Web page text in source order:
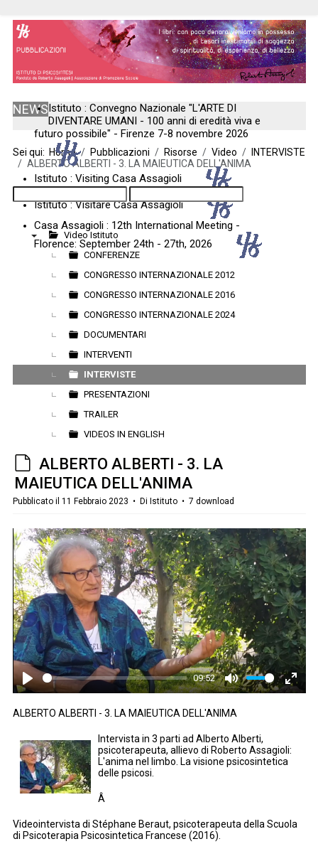
NEWSIstituto : Convegno Nazionale "L'ARTE DI
DIVENTARE UMANI - 100 anni di eredità viva e
futuro possibile" - Firenze 7-8 novembre 2026
Istituto : Visiting Casa Assagioli
Istituto : Visitare Casa Assagioli
Casa Assagioli : 12th International Meeting -
Florence: September 24th - 27th, 2026
Sei qui: Home Pubblicazioni Risorse Video
INTERVISTE
ALBERTO ALBERTI - 3. LA MAIEUTICA DELL'ANIMA
Video Istituto
CONFERENZE
CONGRESSO INTERNAZIONALE 2012
CONGRESSO INTERNAZIONALE 2016
CONGRESSO INTERNAZIONALE 2024
DOCUMENTARI
INTERVENTI
INTERVISTE
PRESENTAZIONI
TRAILER
VIDEOS IN ENGLISH
d
e
f
u
l
t
ALBERTO ALBERTI - 3. LA
MAIEUTICA DELL'ANIMA
Pubblicato il 11 Febbraio 2023 Di Istituto 7 download
Play
09:52
Mute
Enter
ALBERTO ALBERTI - 3. LA MAIEUTICA DELL'ANIMA
Intervista in 3 parti ad Alberto Alberti,
psicoterapeuta, allievo di Roberto Assagioli:
L'anima nel limbo. La visione psicosintetica
delle psicosi.
Â
Videointervista di Stéphane Beraut, psicoterapeuta della Scuola
di Psicoterapia Psicosintetica Francese (2016).